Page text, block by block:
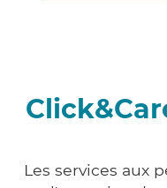
Les services aux